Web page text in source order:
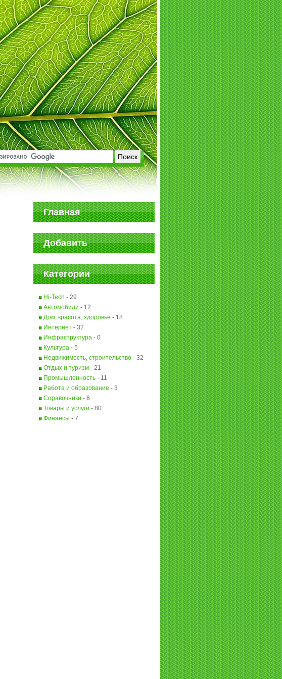
Главная
Добавить
Категории
Hi-Tech - 29
Автомобили - 12
Дом, красота, здоровье - 18
Интернет - 32
Инфраструктура - 0
Культура - 5
Недвижимость, строительство - 32
Отдых и туризм - 21
Промышленность - 11
Работа и образование - 3
Справочники - 6
Товары и услуги - 80
Финансы - 7